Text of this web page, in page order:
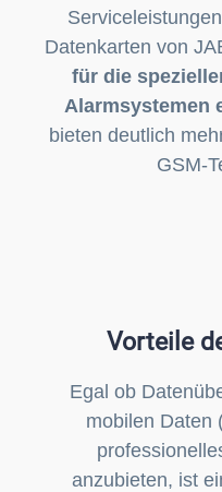
Datenkarten von
für die
Alarmsystemen
bieten deutlich
GSM-
Vorteile
Egal ob
mobilen Daten
anzubieten, ist